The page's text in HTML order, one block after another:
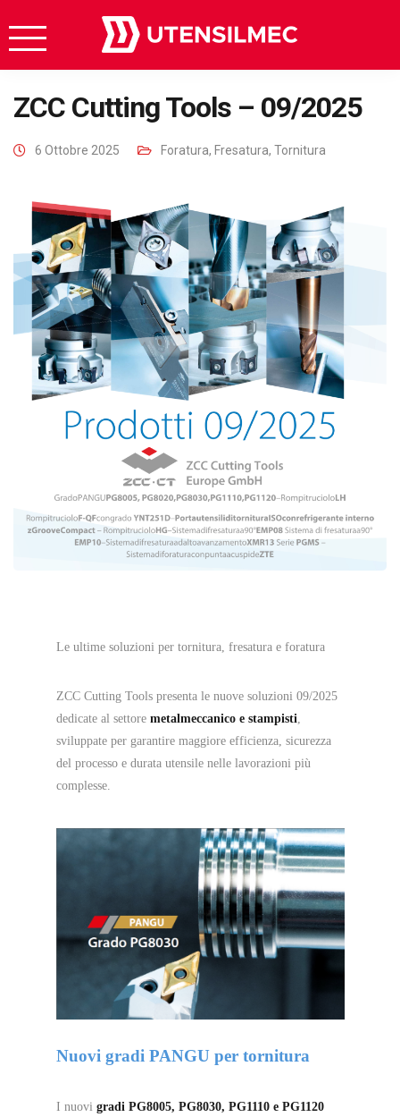
ZCC Cutting Tools – 09/2025
6 Ottobre 2025 Foratura, Fresatura, Tornitura
Le ultime soluzioni per tornitura, fresatura e foratura
ZCC Cutting Tools presenta le nuove soluzioni 09/2025
dedicate al settore metalmeccanico e stampisti
sviluppate per garantire maggiore efficienza, sicurezza
del processo e durata utensile nelle lavorazioni più
complesse.
Nuovi gradi PANGU per tornitura
I nuovi gradi PG8005, PG8030, PG1110 e PG1120